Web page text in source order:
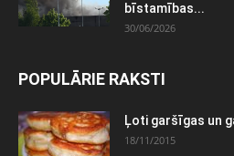
bīstamības...
30/06/2026
POPULĀRIE RAKSTI
Ļoti garšīgas un
18/11/2015